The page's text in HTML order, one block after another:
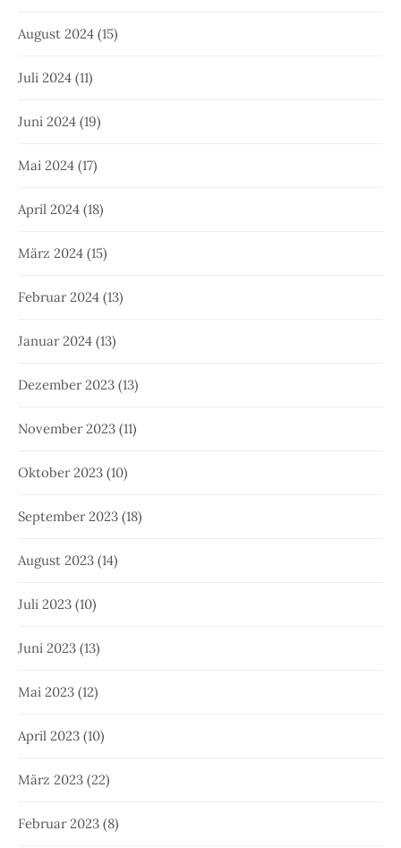
August 2024 (15)
Juli 2024 (11)
Juni 2024 (19)
Mai 2024 (17)
April 2024 (18)
März 2024 (15)
Februar 2024 (13)
Januar 2024 (13)
Dezember 2023 (13)
November 2023 (11)
Oktober 2023 (10)
September 2023 (18)
August 2023 (14)
Juli 2023 (10)
Juni 2023 (13)
Mai 2023 (12)
April 2023 (10)
März 2023 (22)
Februar 2023 (8)